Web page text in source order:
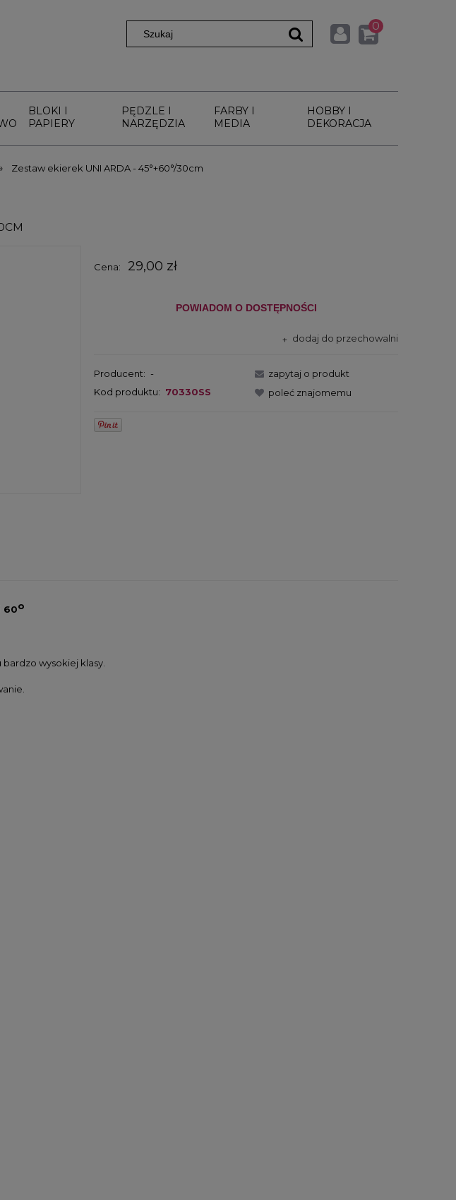
0
BLOKI I
PAPIERY
PĘDZLE I
NARZĘDZIA
FARBY I
MEDIA
HOBBY I
DEKORACJA
Zestaw ekierek UNI ARDA - 45°+60°/30cm
Cena: 29,00 zł
POWIADOM O DOSTĘPNOŚCI
dodaj do przechowalni
Producent: -
Kod produktu: 70330SS
zapytaj o produkt
poleć znajomemu
60o
wysokiej klasy.